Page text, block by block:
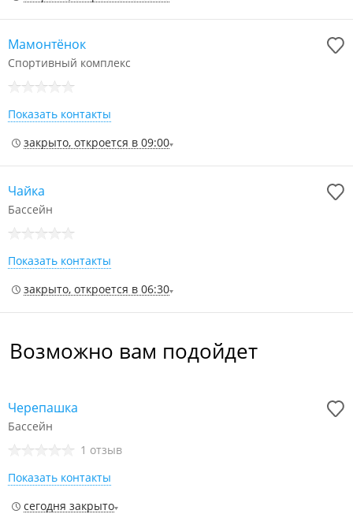
Мамонтёнок
Спортивный комплекс
Показать контакты
закрыто, откроется в 09:00
Чайка
Бассейн
Показать контакты
закрыто, откроется в 06:30
Возможно вам подойдет
Черепашка
Бассейн
1 отзыв
Показать контакты
сегодня закрыто